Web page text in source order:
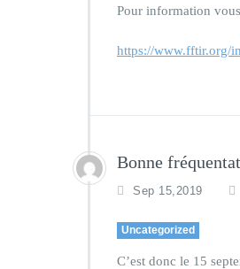
Pour information
https://www.fftir.org/
Bonne
Sep 15,2019
Uncategorized
C’est donc le 15